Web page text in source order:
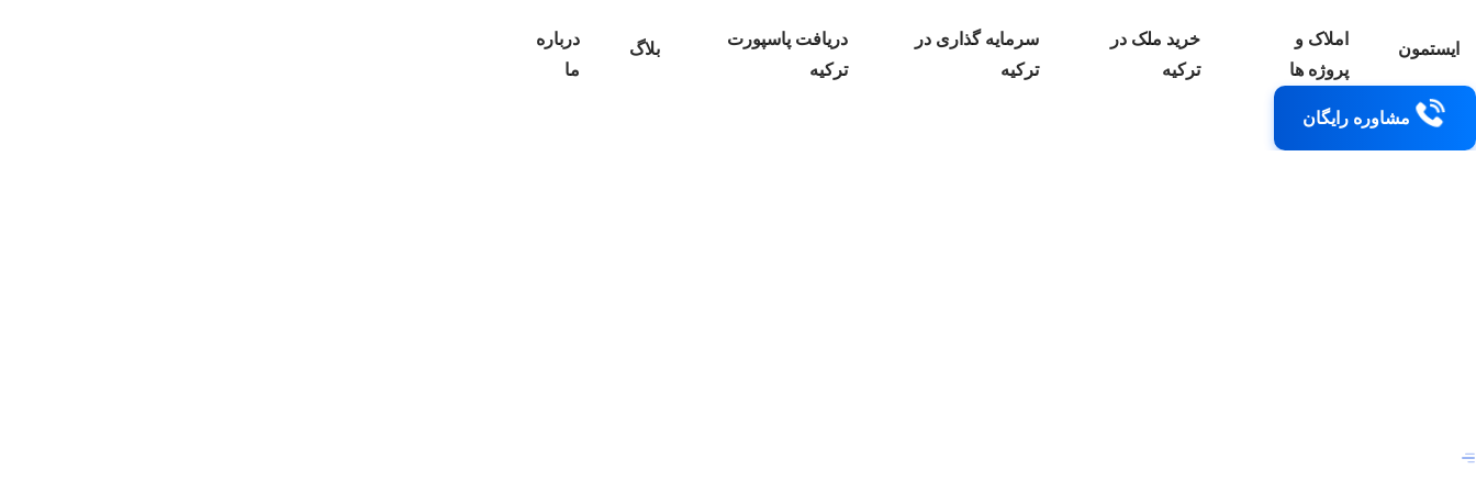
ایستمون
املاک و
پروژه ها
خرید ملک در
ترکیه
سرمایه گذاری در
ترکیه
دریافت پاسپورت
ترکیه
بلاگ
درباره
ما
مشاوره رایگان